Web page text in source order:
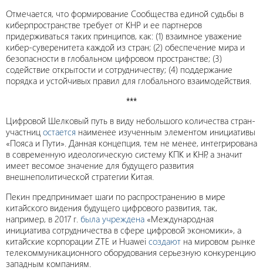
Отмечается, что формирование Сообщества единой судьбы в
киберпространстве требует от КНР и ее партнеров
придерживаться таких принципов, как: (1) взаимное уважение
кибер-суверенитета каждой из стран; (2) обеспечение мира и
безопасности в глобальном цифровом пространстве; (3)
содействие открытости и сотрудничеству; (4) поддержание
порядка и устойчивых правил для глобального взаимодействия.
***
Цифровой Шелковый путь в виду небольшого количества стран-
участниц остается наименее изученным элементом инициативы
«Пояса и Пути». Данная концепция, тем не менее, интегрирована
в современную идеологическую систему КПК и КНР, а значит
имеет весомое значение для будущего развития
внешнеполитической стратегии Китая.
Пекин предпринимает шаги по распространению в мире
китайского видения будущего цифрового развития, так,
например, в 2017 г. была учреждена «Международная
инициатива сотрудничества в сфере цифровой экономики», а
китайские корпорации ZTE и Huawei создают на мировом рынке
телекоммуникационного оборудования серьезную конкуренцию
западным компаниям.